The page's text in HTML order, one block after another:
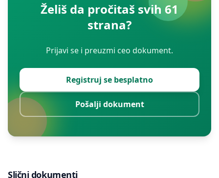
Želiš da pročitaš svih 61
strana?
Prijavi se i preuzmi ceo dokument.
Registruj se besplatno
Pošalji dokument
Slični dokumenti